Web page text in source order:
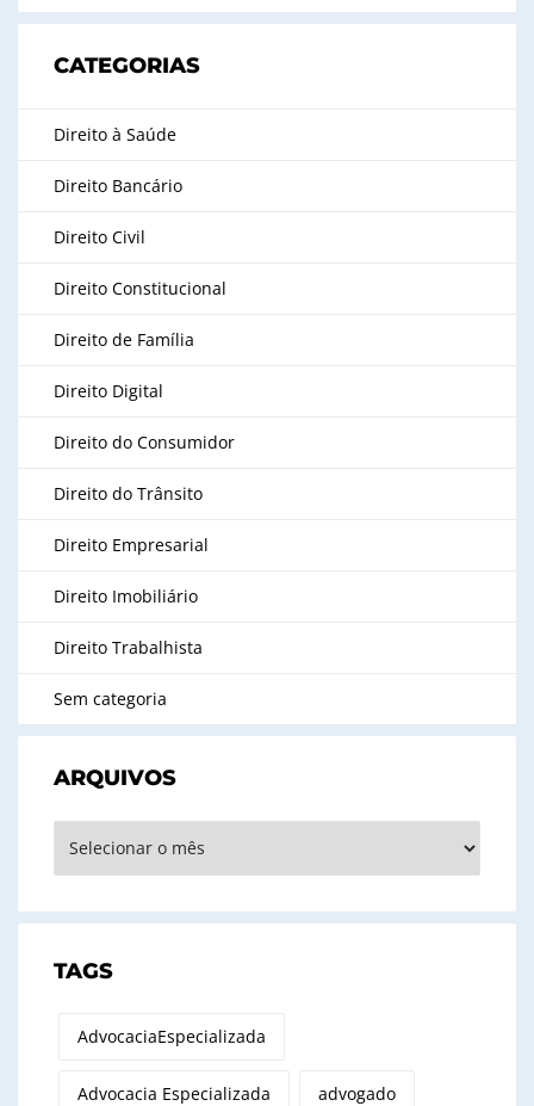
CATEGORIAS
Direito à Saúde
Direito Bancário
Direito Civil
Direito Constitucional
Direito de Família
Direito Digital
Direito do Consumidor
Direito do Trânsito
Direito Empresarial
Direito Imobiliário
Direito Trabalhista
Sem categoria
ARQUIVOS
TAGS
AdvocaciaEspecializada
Advocacia Especializada advogado